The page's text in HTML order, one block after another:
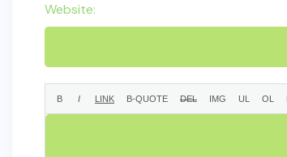
Website: